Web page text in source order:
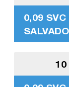
0,09
10